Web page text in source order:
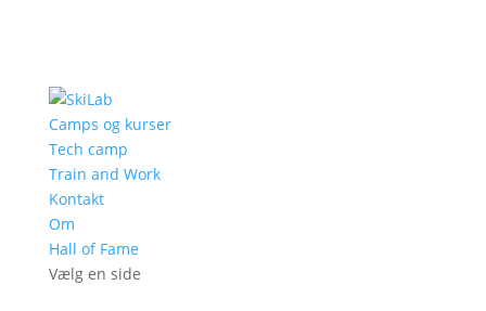
Camps og kurser
Tech camp
Train and Work
Kontakt
Om
Hall of Fame
Vælg en side